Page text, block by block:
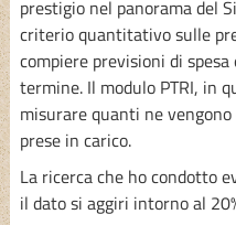
prestigio nel panorama del
criterio quantitativo sulle
compiere previsioni di
termine. Il modulo PTRI, in
misurare quanti ne
prese in carico.
La ricerca che ho condotto
il dato si aggiri intorno al